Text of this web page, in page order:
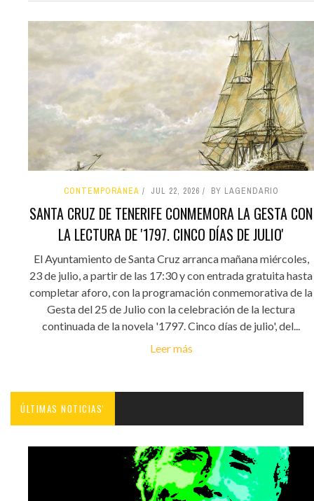
CONTEMPORÁNEA JUL 22, 2026 BY LAGENDARIO
SANTA CRUZ DE TENERIFE CONMEMORA LA GESTA CON
LA LECTURA DE '1797. CINCO DÍAS DE JULIO'
El Ayuntamiento de Santa Cruz arranca mañana miércoles,
23 de julio, a partir de las 17:30 y con entrada gratuita hasta
completar aforo, con la programación conmemorativa de la
Gesta del 25 de Julio con la celebración de la lectura
continuada de la novela '1797. Cinco días de julio', del...
Leer más
ÚLTIMAS NOTICIAS'